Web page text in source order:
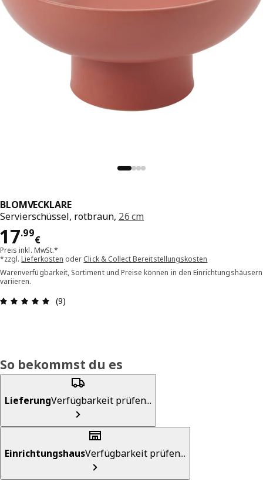
BLOMVECKLARE
Servierschüssel, rotbraun, 26 cm
17.99
€
Preis 17.99€
Preis inkl. MwSt.*
*zzgl.Lieferkosten oder Click & Collect Bereitstellungskosten
Warenverfügbarkeit, Sortiment und Preise können in den Einrichtungshäusern
variieren.
Bewertung: 4.9 von 5 Sterne Alle Bewertungen:
(9)
So bekommst du es
LieferungVerfügbarkeit prüfen...
EinrichtungshausVerfügbarkeit prüfen...